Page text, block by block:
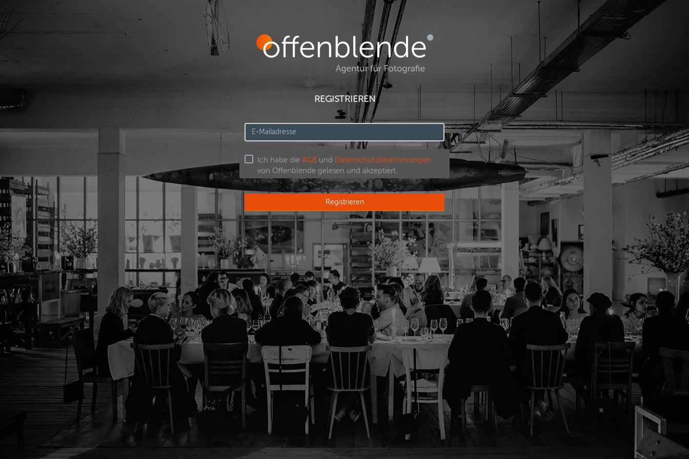
REGISTRIEREN
Ich habe die AGB und Datenschutzbestimmungen
von Offenblende gelesen und akzeptiert.
Registrieren